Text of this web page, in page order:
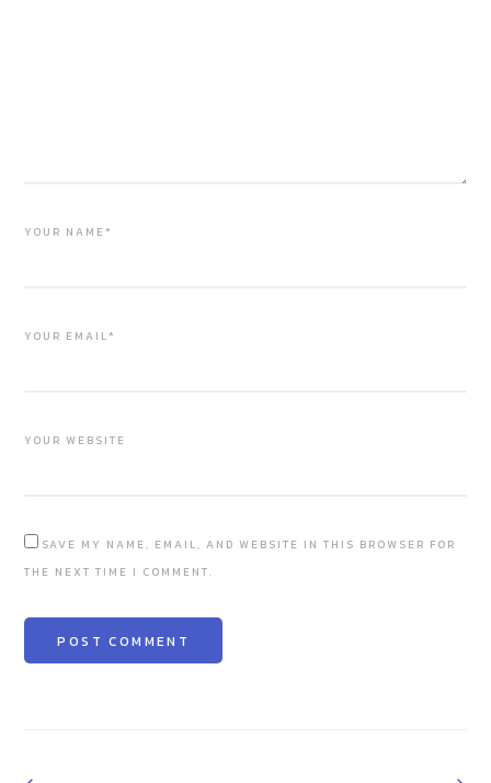
YOUR NAME*
YOUR EMAIL*
YOUR WEBSITE
SAVE MY NAME, EMAIL, AND WEBSITE IN THIS BROWSER FOR
THE NEXT TIME I COMMENT.